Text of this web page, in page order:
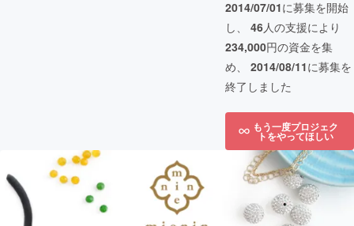
2014/07/01に募集を開始
し、 46人の支援により
234,000円の資金を集
め、 2014/08/11に募集を
終了しました
もう一度プロジェク
トをやってほしい